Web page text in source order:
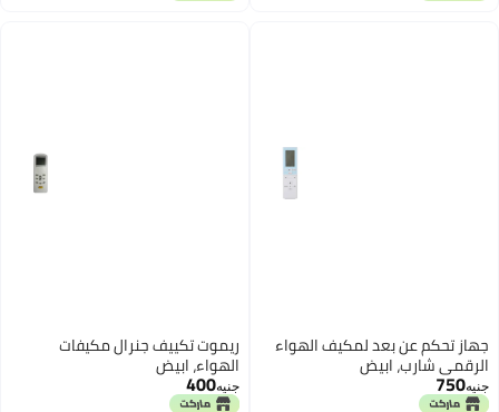
جنرال مكيفات